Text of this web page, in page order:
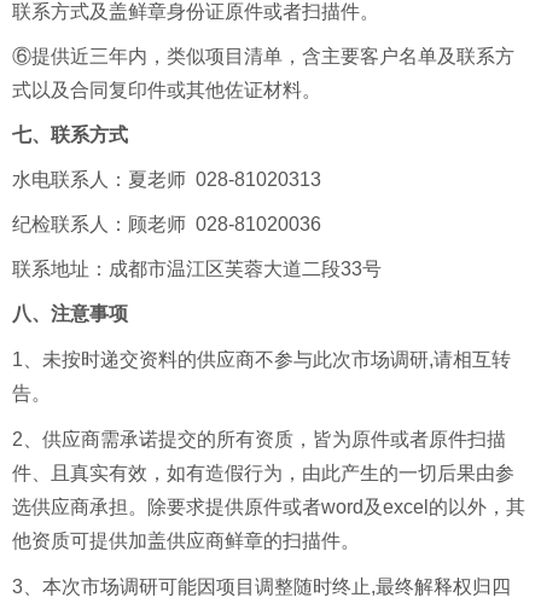
联系方式及盖鲜章身份证原件或者扫描件。
⑥提供近三年内，类似项目清单，含主要客户名单及联系方
式以及合同复印件或其他佐证材料。
七、联系方式
水电联系人：夏老师 028-81020313
纪检联系人： 顾老师 028-81020036
联系地址：成都市温江区芙蓉大道二段33号
八、注意事项
1、未按时递交资料的供应商不参与此次市场调研,请相互转
告。
2、供应商需承诺提交的所有资质，皆为原件或者原件扫描
件、且真实有效，如有造假行为，由此产生的一切后果由参
选供应商承担。除要求提供原件或者word及excel 的以外，其
他资质可提供加盖供应商鲜章的扫描件。
3、本次市场调研可能因项目调整随时终止,最终解释权归四